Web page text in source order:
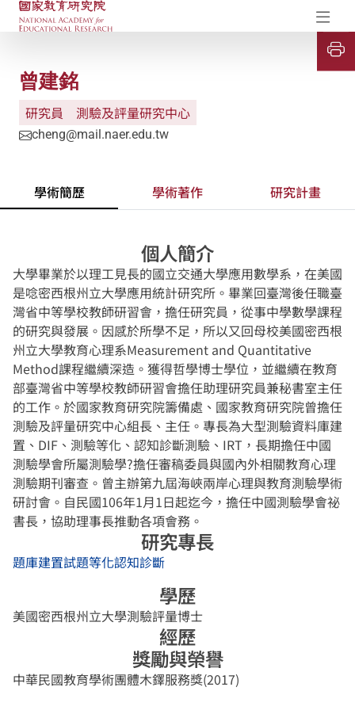
國家教育研究院-研究成果典藏庫
曾建銘
研究員 測驗及評量研究中心
cheng@mail.naer.edu.tw
學術簡歷 學術著作 研究計畫
個人簡介
大學畢業於以理工見長的國立交通大學應用數學系，在美國
是唸密西根州立大學應用統計研究所。畢業回臺灣後任職臺
灣省中等學校教師研習會，擔任研究員，從事中學數學課程
的研究與發展。因感於所學不足，所以又回母校美國密西根
州立大學教育心理系Measurement and Quantitative
Method課程繼續深造。獲得哲學博士學位，並繼續在教育
部臺灣省中等學校教師研習會擔任助理研究員兼秘書室主任
的工作。於國家教育研究院籌備處、國家教育研究院曾擔任
測驗及評量研究中心組長、主任。專長為大型測驗資料庫建
置、DIF、測驗等化、認知診斷測驗、IRT，長期擔任中國
測驗學會所屬測驗學?擔任審稿委員與國內外相關教育心理
測驗期刊審查。曾主辦第九屆海峽兩岸心理與教育測驗學術
研討會。自民國106年1月1日起迄今，擔任中國測驗學會祕
書長，協助理事長推動各項會務。
研究專長
題庫建置試題等化認知診斷
學歷
美國密西根州立大學測驗評量博士
經歷
獎勵與榮譽
中華民國教育學術團體木鐸服務獎(2017)